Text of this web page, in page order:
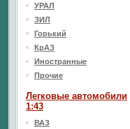
УРАЛ
ЗИЛ
Горький
КрАЗ
Иностранные
Прочие
Легковые автомобили
1:43
ВАЗ